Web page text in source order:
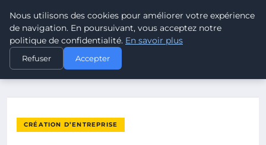
POUVOIR OUVRIER
ACCUEIL
QUELLES SONT LES CONDITIONS POUR ACCÉDER AU COMITÉ…
CRÉATION D’ENTREPRISE
Nous utilisons des cookies pour améliorer votre expérience
de navigation. En poursuivant, vous acceptez notre
politique de confidentialité. En savoir plus
Refuser Accepter